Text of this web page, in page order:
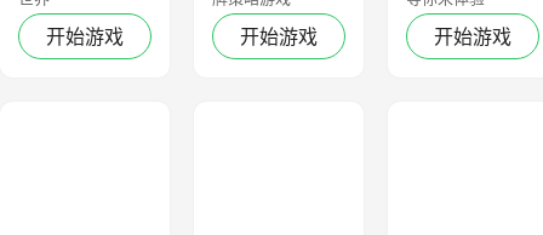
开始游戏 开始游戏 开始游戏